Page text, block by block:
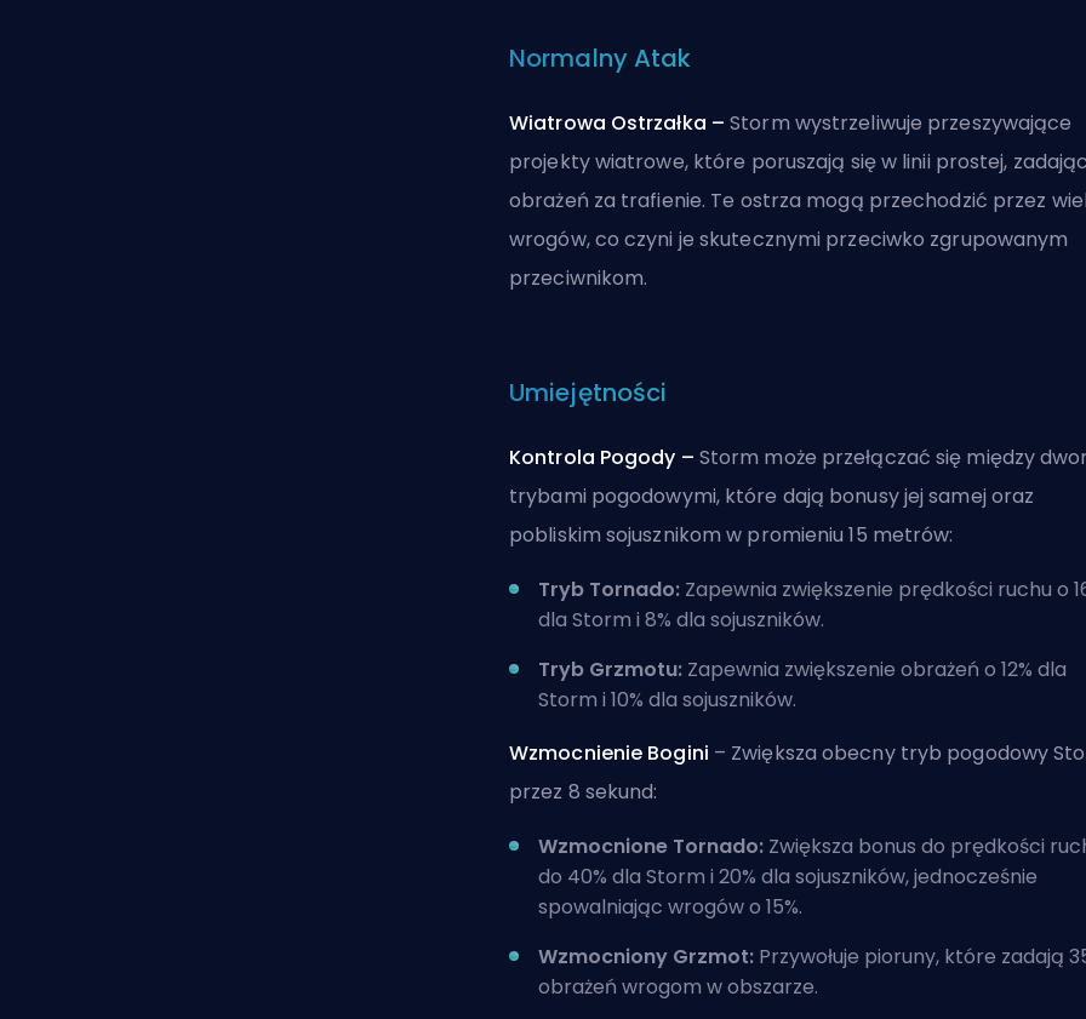
Normalny Atak
Wiatrowa Ostrzałka –Storm wystrzeliwuje przeszywające
projekty wiatrowe, które poruszają się w linii prostej,
obrażeń za trafienie. Te ostrza mogą przechodzić przez
wrogów, co czyni je skutecznymi przeciwko zgrupowanym
przeciwnikom.
Umiejętności
Kontrola Pogody – Storm może przełączać się między
trybami pogodowymi, które dają bonusy jej samej oraz
pobliskim sojusznikom w promieniu 15 metrów:
Tryb Tornado: Zapewnia zwiększenie prędkości ruchu o
dla Storm i 8% dla sojuszników.
Tryb Grzmotu: Zapewnia zwiększenie obrażeń o 12% dla
Storm i 10% dla sojuszników.
Wzmocnienie Bogini – Zwiększa obecny tryb pogodowy
przez 8 sekund:
Wzmocnione Tornado: Zwiększa bonus do prędkości
do 40% dla Storm i 20% dla sojuszników, jednocześnie
spowalniając wrogów o 15%.
Wzmocniony Grzmot: Przywołuje pioruny, które zadają
obrażeń wrogom w obszarze.